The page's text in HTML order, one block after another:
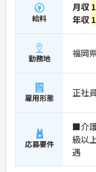
給料
月収
年収
勤務地 福岡
雇用形態 正社
応募要件
■介
級以
遇